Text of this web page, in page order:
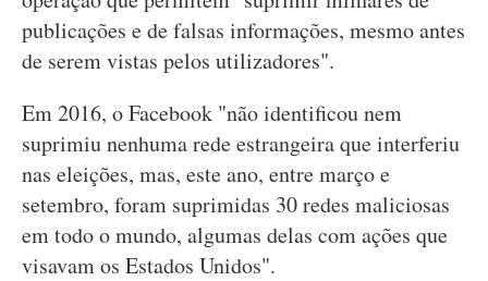
publicações e de falsas informações, mesmo antes
de serem vistas pelos utilizadores".
Em 2016, o Facebook "não identificou nem
suprimiu nenhuma rede estrangeira que interferiu
nas eleições, mas, este ano, entre março e
setembro, foram suprimidas 30 redes maliciosas
em todo o mundo, algumas delas com ações que
visavam os Estados Unidos".